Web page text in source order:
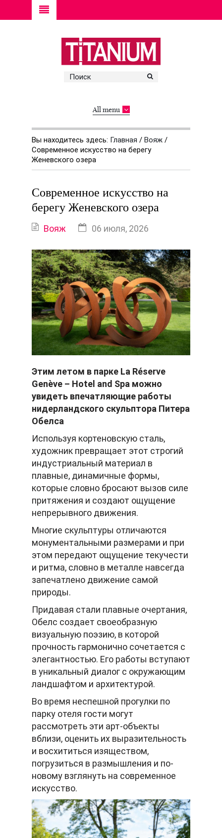
All menu
Вы находитесь здесь: Главная / Вояж /
Современное искусство на берегу
Женевского озера
Современное искусство на
берегу Женевского озера
Вояж 06 июля, 2026
Этим летом в парке La Reserve
Geneve – Hotel and Spa можно
увидеть впечатляющие работы
нидерландского скульптора Питера
Обелса
Используя кортеновскую сталь,
художник превращает этот строгий
индустриальный материал в
плавные, динамичные формы,
которые словно бросают вызов силе
притяжения и создают ощущение
непрерывного движения.
Многие скульптуры отличаются
монументальными размерами и при
этом передают ощущение текучести
и ритма, словно в металле навсегда
запечатлено движение самой
природы.
Придавая стали плавные очертания,
Обелс создает своеобразную
визуальную поэзию, в которой
прочность гармонично сочетается с
элегантностью. Его работы вступают
в уникальный диалог с окружающим
ландшафтом и архитектурой.
Во время неспешной прогулки по
парку отеля гости могут
рассмотреть эти арт-объекты
вблизи, оценить их выразительность
и восхититься изяществом,
погрузиться в размышления и по-
новому взглянуть на современное
искусство.